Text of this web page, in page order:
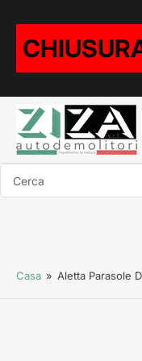
Casa » Aletta Parasole